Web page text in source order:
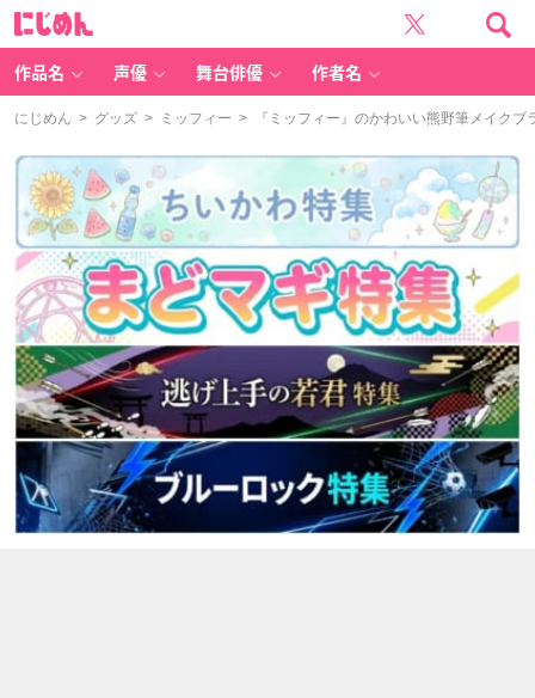
作品名 声優 舞台俳優 作者名
にじめん > グッズ > ミッフィー > 『ミッフィー』のかわいい熊野筆メイクブ